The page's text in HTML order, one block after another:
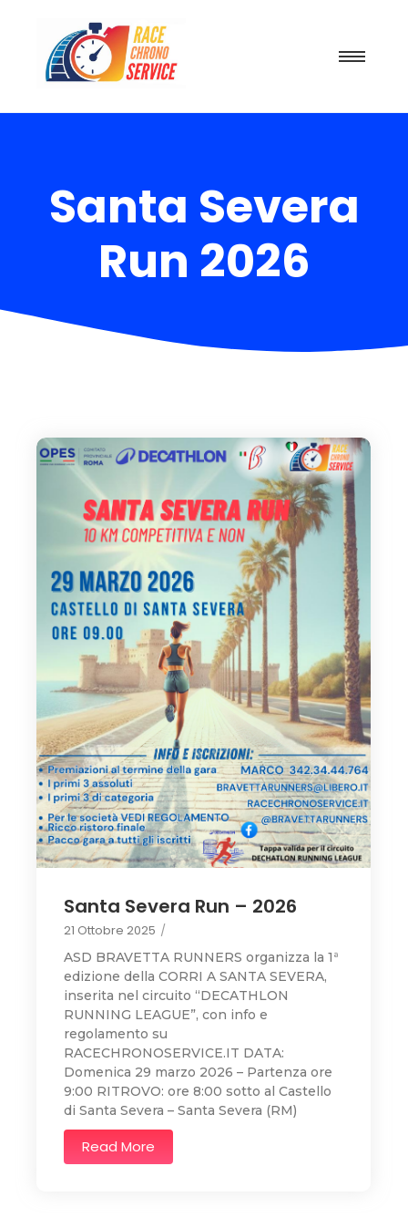
Santa Severa
Run 2026
Santa Severa Run – 2026
21 Ottobre 2025 /
ASD BRAVETTA RUNNERS organizza la 1ª
edizione della CORRI A SANTA SEVERA,
inserita nel circuito “DECATHLON
RUNNING LEAGUE”, con info e
regolamento su
RACECHRONOSERVICE.IT DATA:
Domenica 29 marzo 2026 – Partenza ore
9:00 RITROVO: ore 8:00 sotto al Castello
di Santa Severa – Santa Severa (RM)
Read More